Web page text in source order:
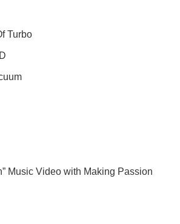
Turbo
Music Video with Making Passion